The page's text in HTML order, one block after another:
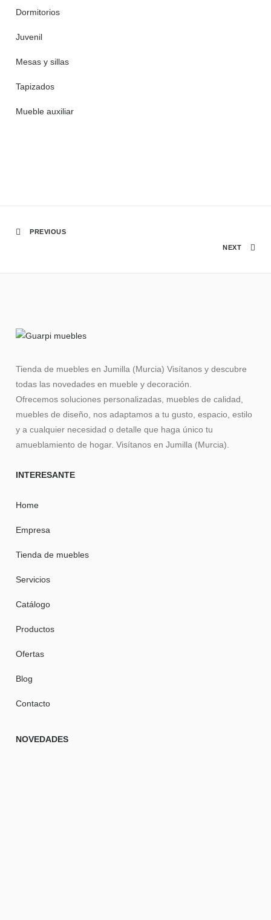
Dormitorios
Juvenil
Mesas y sillas
Tapizados
Mueble auxiliar
PREVIOUS
NEXT
Tienda de muebles en Jumilla (Murcia) Visítanos y descubre
todas las novedades en mueble y decoración.
Ofrecemos soluciones personalizadas, muebles de calidad,
muebles de diseño, nos adaptamos a tu gusto, espacio, estilo
y a cualquier necesidad o detalle que haga único tu
amueblamiento de hogar. Visítanos en Jumilla (Murcia).
INTERESANTE
Home
Empresa
Tienda de muebles
Servicios
Catálogo
Productos
Ofertas
Blog
Contacto
NOVEDADES